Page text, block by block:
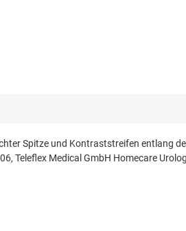
Spitze und Kontraststreifen entlang
Teleflex Medical GmbH Homecare